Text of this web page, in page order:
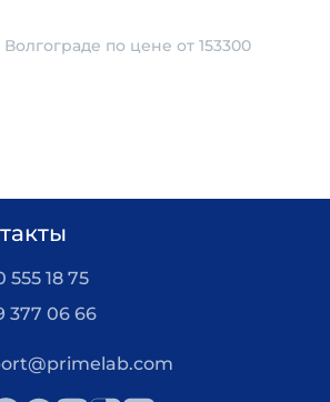
по цене от 153300
555 18 75
377 06 66